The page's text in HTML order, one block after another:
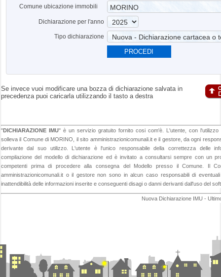
Comune ubicazione immobili
Dichiarazione per l'anno
Tipo dichiarazione
PROCEDI
Se invece vuoi modificare una bozza di dichiarazione salvata in
precedenza puoi caricarla utilizzando il tasto a destra
"DICHIARAZIONE IMU" è un servizio gratuito fornito cosi com'è. L'utente, con l'utilizzo
solleva il Comune di MORINO, il sito amministrazionicomunali.it e il gestore, da ogni
derivante dal suo utilizzo. L'utente è l'unico responsabile della correttezza delle
compilazione del modello di dichiarazione ed è invitato a consultarsi sempre con un
competenti prima di procedere alla consegna del Modello presso il Comune. Il
amministrazionicomunali.it o il gestore non sono in alcun caso responsabili di
inattendibilità delle informazioni inserite e conseguenti disagi o danni derivanti dall'uso del
Nuova Dichiarazione IMU -